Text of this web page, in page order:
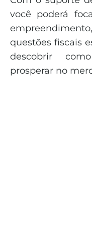
você poderá
questões fiscais
descobrir
prosperar no